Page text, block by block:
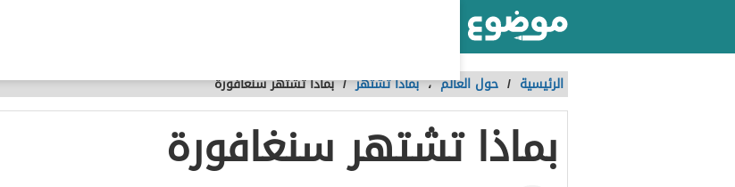
الرئيسية / حول العالم،بماذا تشتهر /بماذا تشتهر سنغافورة
بماذا تشتهر سنغافورة